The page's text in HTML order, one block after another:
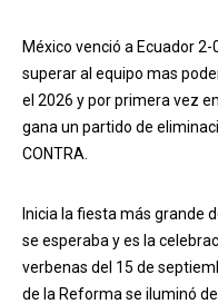
México venció a Ecuador
superar al equipo mas
el 2026 y por primera vez
gana un partido de
CONTRA.
Inicia la fiesta más grande
se esperaba y es la
verbenas del 15 de
de la Reforma se iluminó